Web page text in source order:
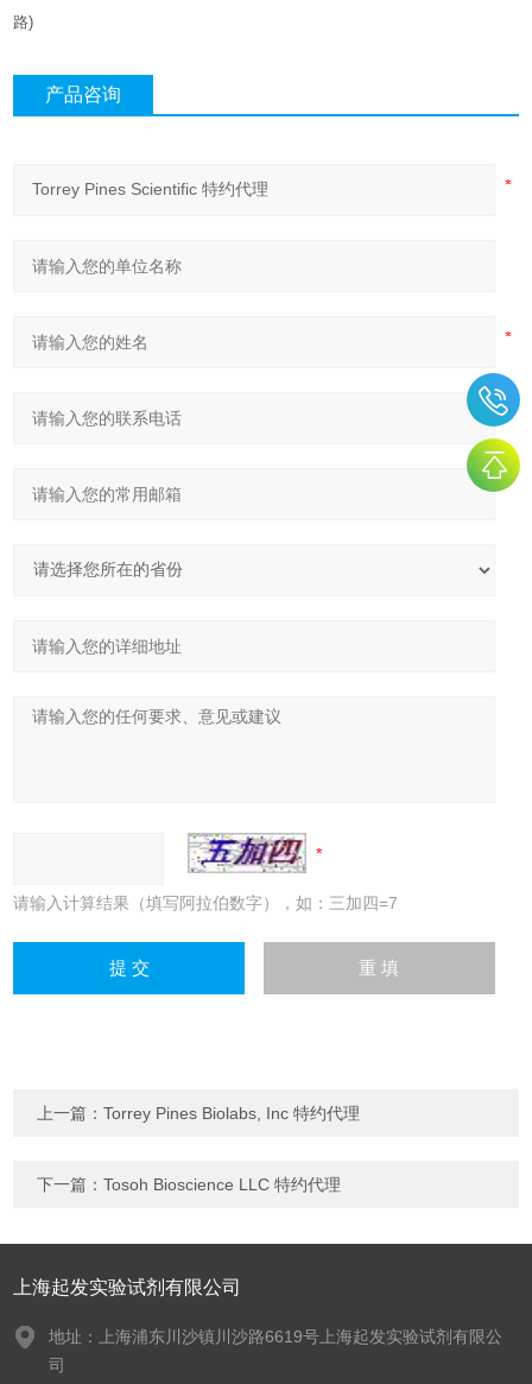
路)
产品咨询
请输入计算结果（填写阿拉伯数字），如：三加四=7
上一篇：Torrey Pines Biolabs, Inc 特约代理
下一篇：Tosoh Bioscience LLC 特约代理
上海起发实验试剂有限公司
地址：上海浦东川沙镇川沙路6619号上海起发实验试剂有限公
司